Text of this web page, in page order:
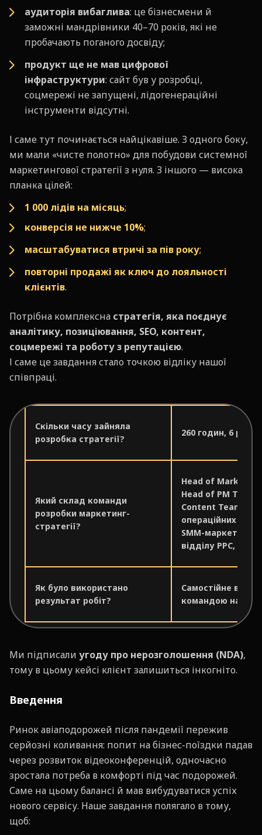
аудиторія вибаглива: це бізнесмени й
заможні мандрівники 40–70 років, які не
пробачають поганого досвіду;
продукт ще не мав цифрової
інфраструктури: сайт був у розробці,
соцмережі не запущені, лідогенераційні
інструменти відсутні.
І саме тут починається найцікавіше. З одного боку,
ми мали «чисте полотно» для побудови системної
маркетингової стратегії з нуля. З іншого — висока
планка цілей:
1 000 лідів на місяць;
конверсія не нижче 10%;
масштабуватися втричі за пів року;
повторні продажі як ключ до лояльності
клієнтів.
Потрібна комплексна стратегія, яка поєднує
аналітику, позиціювання, SEO, контент,
соцмережі та роботу з репутацією.
І саме це завдання стало точкою відліку нашої
співпраці.
Скільки часу зайняла
розробка стратегії?
260 годин, 6
Який склад команди
розробки маркетинг-
стратегії?
Head of
Head of PM Team,
Content Team, 2
операційних
SMM-маркетолог,
відділу PPC, PPC
Як було використано
результат робіт?
Самостійне
командою на боці
Ми підписали угоду про нерозголошення (NDA),
тому в цьому кейсі клієнт залишиться інкогніто.
Введення
Ринок авіаподорожей після пандемії пережив
серйозні коливання: попит на бізнес-поїздки падав
через розвиток відеоконференцій, одночасно
зростала потреба в комфорті під час подорожей.
Саме на цьому балансі й мав вибудуватися успіх
нового сервісу. Наше завдання полягало в тому,
щоб: